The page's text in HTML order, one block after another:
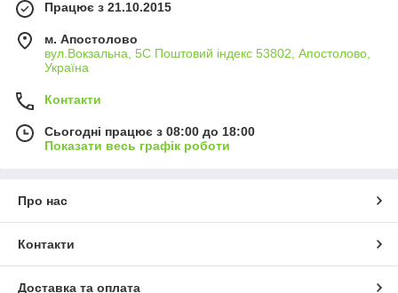
Працює з 21.10.2015
м. Апостолово
вул.Вокзальна, 5С Поштовий індекс 53802, Апостолово,
Україна
Контакти
Сьогодні працює з 08:00 до 18:00
Показати весь графік роботи
Про нас
Контакти
Доставка та оплата